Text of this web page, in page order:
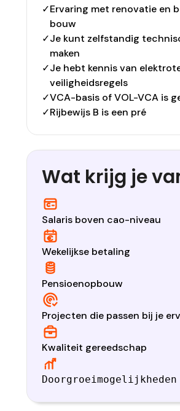
✓Ervaring met renovatie en
bouw
✓Je kunt zelfstandig
maken
✓Je hebt kennis van
veiligheidsregels
✓VCA-basis of VOL-VCA is
✓Rijbewijs B is een pré
Wat krijg je
Salaris boven cao-niveau
Wekelijkse betaling
Pensioenopbouw
Projecten die passen bij je
Kwaliteit gereedschap
Doorgroeimogelijkheden